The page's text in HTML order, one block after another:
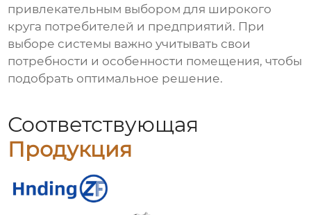
привлекательным выбором для широкого
круга потребителей и предприятий. При
выборе системы важно учитывать свои
потребности и особенности помещения, чтобы
подобрать оптимальное решение.
Соответствующая
Продукция